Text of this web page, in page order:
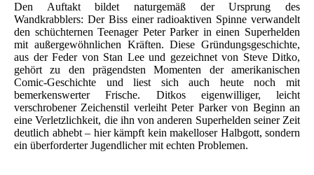
Den Auftakt bildet naturgemäß der Ursprung des
Wandkrabblers: Der Biss einer radioaktiven Spinne verwandelt
den schüchternen Teenager Peter Parker in einen Superhelden
mit außergewöhnlichen Kräften. Diese Gründungsgeschichte,
aus der Feder von Stan Lee und gezeichnet von Steve Ditko,
gehört zu den prägendsten Momenten der amerikanischen
Comic-Geschichte und liest sich auch heute noch mit
bemerkenswerter Frische. Ditkos eigenwilliger, leicht
verschrobener Zeichenstil verleiht Peter Parker von Beginn an
eine Verletzlichkeit, die ihn von anderen Superhelden seiner Zeit
deutlich abhebt – hier kämpft kein makelloser Halbgott, sondern
ein überforderter Jugendlicher mit echten Problemen.